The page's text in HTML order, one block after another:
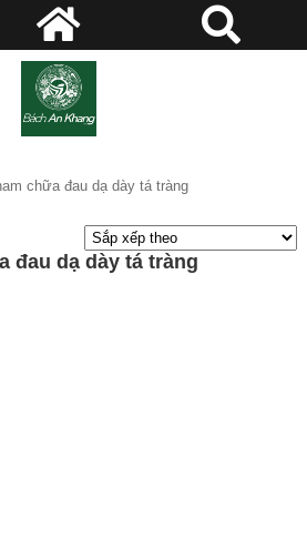
chữa đau dạ dày tá tràng
đau dạ dày tá tràng